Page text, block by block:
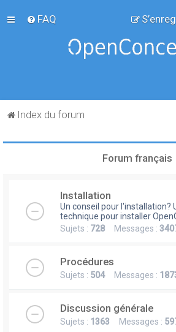
FAQ
Index du forum
Forum français
Installation
Un conseil pour l'installation?
technique pour installer
Sujets : 728 Messages :
Procédures
Sujets : 504Messages :
Discussion générale
Sujets : 1363 Messages :